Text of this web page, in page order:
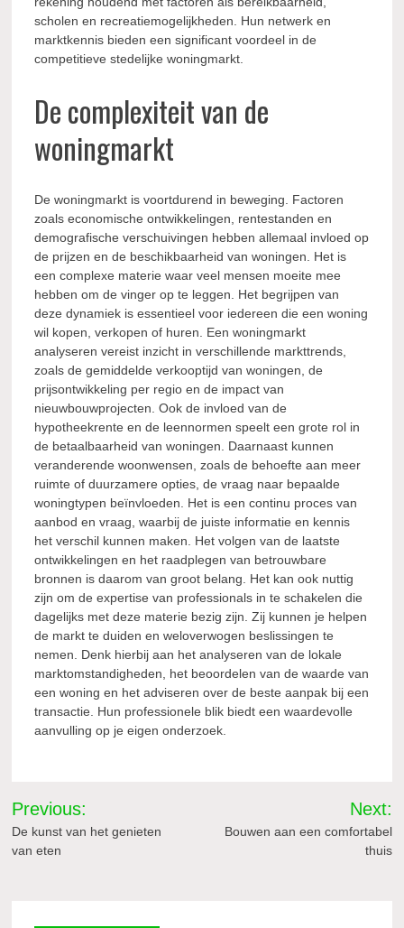
scholen en recreatiemogelijkheden. Hun netwerk en
marktkennis bieden een significant voordeel in de
competitieve stedelijke woningmarkt.
De complexiteit van de
woningmarkt
De woningmarkt is voortdurend in beweging. Factoren
zoals economische ontwikkelingen, rentestanden en
demografische verschuivingen hebben allemaal invloed op
de prijzen en de beschikbaarheid van woningen. Het is
een complexe materie waar veel mensen moeite mee
hebben om de vinger op te leggen. Het begrijpen van
deze dynamiek is essentieel voor iedereen die een woning
wil kopen, verkopen of huren. Een woningmarkt
analyseren vereist inzicht in verschillende markttrends,
zoals de gemiddelde verkooptijd van woningen, de
prijsontwikkeling per regio en de impact van
nieuwbouwprojecten. Ook de invloed van de
hypotheekrente en de leennormen speelt een grote rol in
de betaalbaarheid van woningen. Daarnaast kunnen
veranderende woonwensen, zoals de behoefte aan meer
ruimte of duurzamere opties, de vraag naar bepaalde
woningtypen beïnvloeden. Het is een continu proces van
aanbod en vraag, waarbij de juiste informatie en kennis
het verschil kunnen maken. Het volgen van de laatste
ontwikkelingen en het raadplegen van betrouwbare
bronnen is daarom van groot belang. Het kan ook nuttig
zijn om de expertise van professionals in te schakelen die
dagelijks met deze materie bezig zijn. Zij kunnen je helpen
de markt te duiden en weloverwogen beslissingen te
nemen. Denk hierbij aan het analyseren van de lokale
marktomstandigheden, het beoordelen van de waarde van
een woning en het adviseren over de beste aanpak bij een
transactie. Hun professionele blik biedt een waardevolle
aanvulling op je eigen onderzoek.
Bericht
navigatie
Previous:
De kunst van het genieten
van eten
Next:
Bouwen aan een comfortabel
thuis